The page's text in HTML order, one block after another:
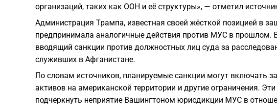
организаций, таких как ООН и её структуры», — отметил
Администрация Трампа, известная своей жёсткой позицией в
предпринимала аналогичные действия против МУС в прошлом.
вводящий санкции против должностных лиц суда за
служивших в Афганистане.
По словам источников, планируемые санкции могут включать
активов на американской территории и другие ограничения.
подчеркнуть неприятие Вашингтоном юрисдикции МУС в